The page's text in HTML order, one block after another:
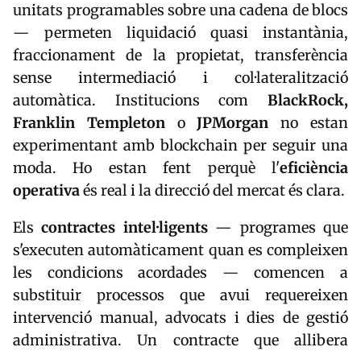
unitats programables sobre una cadena de blocs
— permeten liquidació quasi instantània,
fraccionament de la propietat, transferència
sense intermediació i col·lateralització
automàtica. Institucions com BlackRock,
Franklin TempletonoJPMorgan no estan
experimentant amb blockchain per seguir una
moda. Ho estan fent perquè l'eficiència
operativaés real i la direcció del mercat és clara.
Elscontractes intel·ligents— programes que
s'executen automàticament quan es compleixen
les condicions acordades — comencen a
substituir processos que avui requereixen
intervenció manual, advocats i dies de gestió
administrativa. Un contracte que allibera